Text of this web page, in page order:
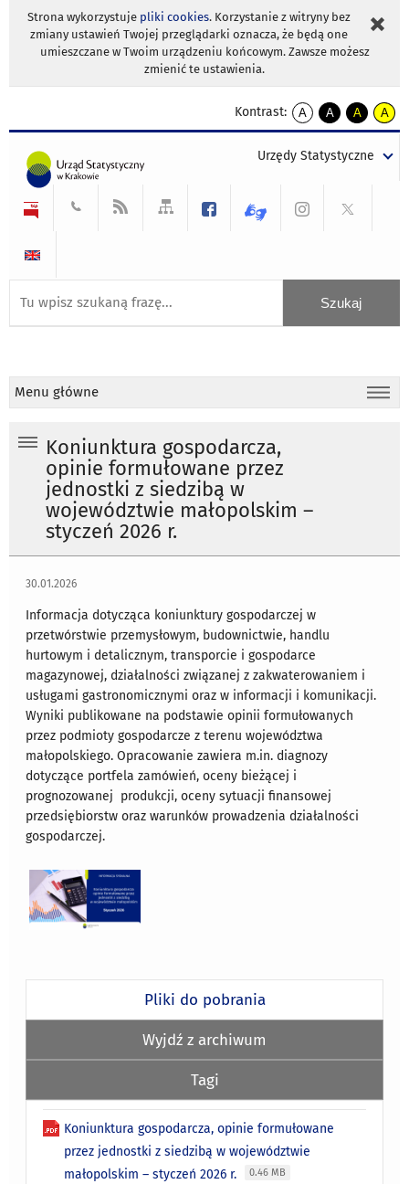
Strona wykorzystuje pliki cookies. Korzystanie z witryny bez
zmiany ustawień Twojej przeglądarki oznacza, że będą one
umieszczane w Twoim urządzeniu końcowym. Zawsze możesz
zmienić te ustawienia.
Kontrast:
A
kontrast
A
kontrast
tekst
czarnym
A
kontrast
tekst
czarnym
A
tekst
żółtym
Urzędy Statystyczne
Menu główne
Koniunktura gospodarcza,
opinie formułowane przez
jednostki z siedzibą w
województwie małopolskim –
styczeń 2026 r.
30.01.2026
Informacja dotycząca koniunktury gospodarczej w
przetwórstwie przemysłowym, budownictwie, handlu
hurtowym i detalicznym, transporcie i gospodarce
magazynowej, działalności związanej z zakwaterowaniem i
usługami gastronomicznymi oraz w informacji i komunikacji.
Wyniki publikowane na podstawie opinii formułowanych
przez podmioty gospodarcze z terenu województwa
małopolskiego. Opracowanie zawiera m.in. diagnozy
dotyczące portfela zamówień, oceny bieżącej i
prognozowanej produkcji, oceny sytuacji finansowej
przedsiębiorstw oraz warunków prowadzenia działalności
gospodarczej.
Pliki do pobrania
Wyjdź z archiwum
Tagi
Koniunktura gospodarcza, opinie formułowane
przez jednostki z siedzibą w województwie
małopolskim – styczeń 2026 r.
0.46 MB